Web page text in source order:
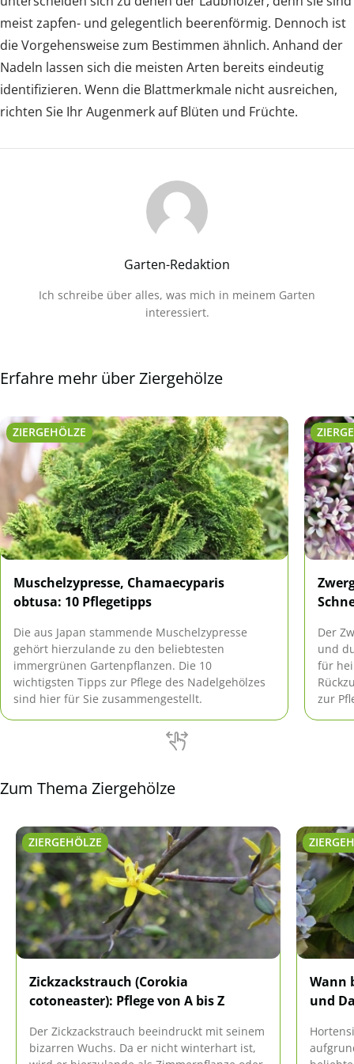
meist zapfen- und gelegentlich beerenförmig. Dennoch ist
die Vorgehensweise zum Bestimmen ähnlich. Anhand der
Nadeln lassen sich die meisten Arten bereits eindeutig
identifizieren. Wenn die Blattmerkmale nicht ausreichen,
richten Sie Ihr Augenmerk auf Blüten und Früchte.
Garten-Redaktion
Ich schreibe über alles, was mich in meinem Garten
interessiert.
Erfahre mehr über Ziergehölze
ZIERGEHÖLZE
Muschelzypresse, Chamaecyparis
obtusa: 10 Pflegetipps
Die aus Japan stammende Muschelzypresse
gehört hierzulande zu den beliebtesten
immergrünen Gartenpflanzen. Die 10
wichtigsten Tipps zur Pflege des Nadelgehölzes
sind hier für Sie zusammengestellt.
Der
und
für
zur
Zum Thema Ziergehölze
ZIERGEHÖLZE
Zickzackstrauch (Corokia
cotoneaster): Pflege von A bis Z
Der Zickzackstrauch beeindruckt mit seinem
bizarren Wuchs. Da er nicht winterhart ist,
Wann
und